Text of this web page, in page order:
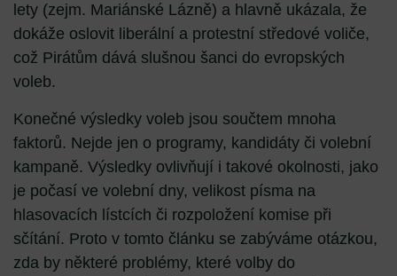
lety (zejm. Mariánské Lázně) a hlavně ukázala, že
dokáže oslovit liberální a protestní středové voliče,
což Pirátům dává slušnou šanci do evropských
voleb.
Konečné výsledky voleb jsou součtem mnoha
faktorů. Nejde jen o programy, kandidáty či volební
kampaně. Výsledky ovlivňují i takové okolnosti, jako
je počasí ve volební dny, velikost písma na
hlasovacích lístcích či rozpoložení komise při
sčítání. Proto v tomto článku se zabýváme otázkou,
zda by některé problémy, které volby do